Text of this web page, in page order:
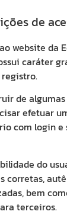
de
website da
caráter
de
efetuar
com login e
do
corretas,
bem
terceiros.